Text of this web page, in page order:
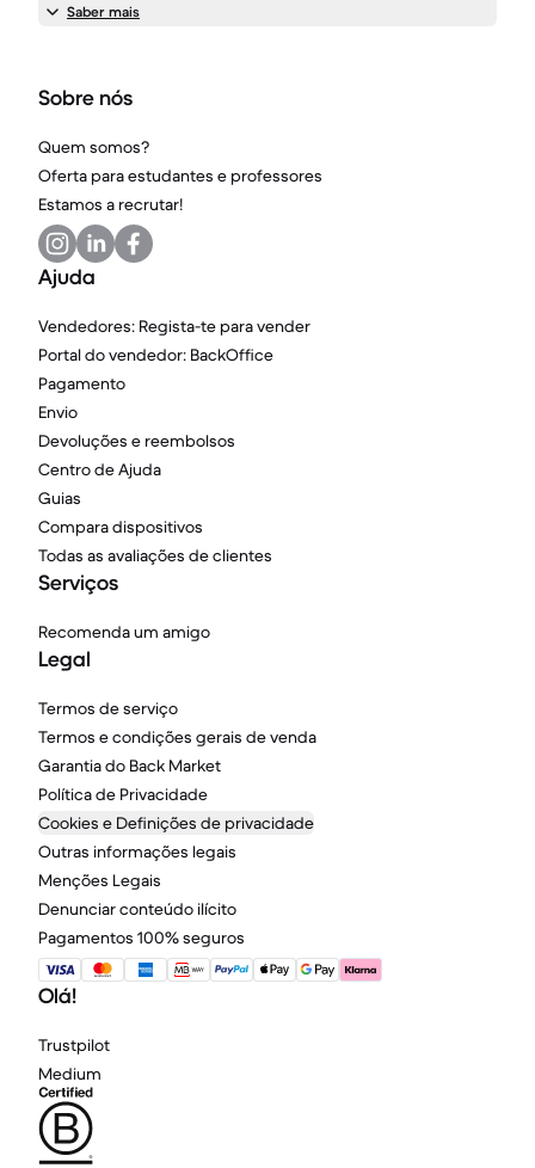
Saber mais
Sobre nós
Quem somos?
Oferta para estudantes e professores
Estamos a recrutar!
Ajuda
Vendedores: Regista-te para vender
Portal do vendedor: BackOffice
Pagamento
Envio
Devoluções e reembolsos
Centro de Ajuda
Guias
Compara dispositivos
Todas as avaliações de clientes
Serviços
Recomenda um amigo
Legal
Termos de serviço
Termos e condições gerais de venda
Garantia do Back Market
Política de Privacidade
Cookies e Definições de privacidade
Outras informações legais
Menções Legais
Denunciar conteúdo ilícito
Pagamentos 100% seguros
Olá!
Trustpilot
Medium